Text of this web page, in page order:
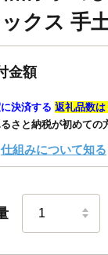
クス 手
金額
決済する 返礼品数
るさと納税が初めての
仕組みについて知る